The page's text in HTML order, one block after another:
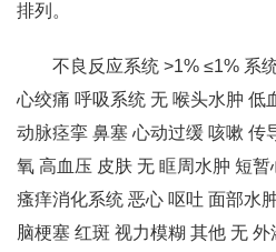
排列。
不良反应系统 >1% ≤1% 系
心绞痛 呼吸系统 无 喉头水肿 低
动脉痉挛 鼻塞 心动过缓 咳嗽 传
氧 高血压 皮肤 无 眶周水肿 短
瘙痒消化系统 恶心 呕吐 面部水
脑梗塞 红斑 视力模糊 其他 无